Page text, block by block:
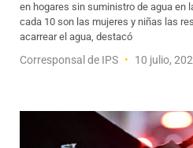
en hogares sin suministro de agua en
cada 10 son las mujeres y niñas las
acarrear el agua, destacó
Corresponsal de IPS 10 julio,